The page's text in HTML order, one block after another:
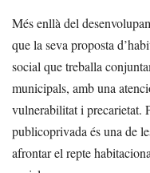
Més enllà del
que la seva proposta
social que treballa
municipals, amb una
vulnerabilitat i precarietat.
publicoprivada és una de
afrontar el repte